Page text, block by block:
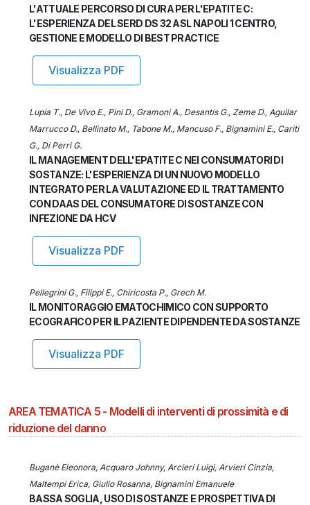
L'ATTUALE PERCORSO DI CURA PER L'EPATITE C:
L'ESPERIENZA DEL SERD DS 32 ASL NAPOLI 1 CENTRO,
GESTIONE E MODELLO DI BEST PRACTICE
Visualizza PDF
Lupia T., De Vivo E., Pini D., Gramoni A., Desantis G., Zeme D., Aguilar
Marrucco D., Bellinato M., Tabone M., Mancuso F., Bignamini E., Cariti
G., Di Perri G.
IL MANAGEMENT DELL'EPATITE C NEI CONSUMATORI DI
SOSTANZE: L'ESPERIENZA DI UN NUOVO MODELLO
INTEGRATO PER LA VALUTAZIONE ED IL TRATTAMENTO
CON DAAS DEL CONSUMATORE DI SOSTANZE CON
INFEZIONE DA HCV
Visualizza PDF
Pellegrini G., Filippi E., Chiricosta P., Grech M.
IL MONITORAGGIO EMATOCHIMICO CON SUPPORTO
ECOGRAFICO PER IL PAZIENTE DIPENDENTE DA SOSTANZE
Visualizza PDF
AREA TEMATICA 5 - Modelli di interventi di prossimità e di
riduzione del danno
Buganè Eleonora, Acquaro Johnny, Arcieri Luigi, Arvieri Cinzia,
Maltempi Erica, Giulio Rosanna, Bignamini Emanuele
BASSA SOGLIA, USO DI SOSTANZE E PROSPETTIVA DI